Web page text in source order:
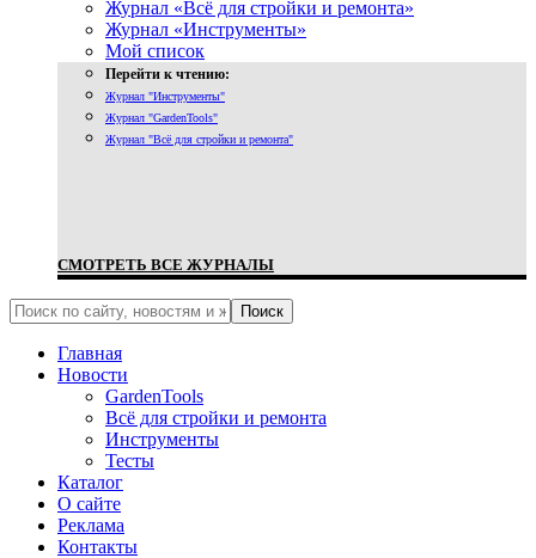
Журнал «Всё для стройки и ремонта»
Журнал «Инструменты»
Мой список
Перейти к чтению:
Журнал "Инструменты"
Журнал "GardenTools"
Журнал "Всё для стройки и ремонта"
СМОТРЕТЬ ВСЕ ЖУРНАЛЫ
Главная
Новости
GardenTools
Всё для стройки и ремонта
Инструменты
Тесты
Каталог
О сайте
Реклама
Контакты